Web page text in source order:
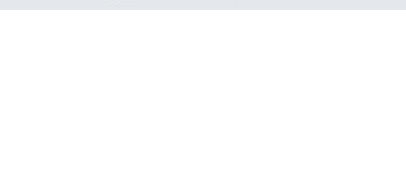
出这部分额度，持卡人需首先了解...